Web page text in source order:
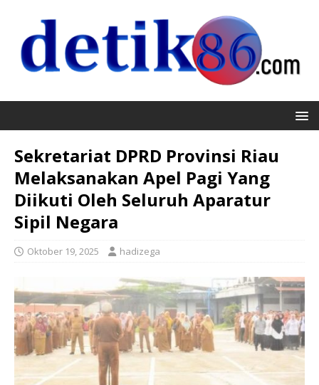
Sekretariat DPRD Provinsi Riau
Melaksanakan Apel Pagi Yang
Diikuti Oleh Seluruh Aparatur
Sipil Negara
Oktober 19, 2025 hadizega